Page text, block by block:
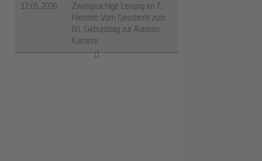
12.05.2026
Zweisprachige Lesung im 7.
Himmel: Vom Geschenk zum
60. Geburtstag zur Autoren-
Karriere